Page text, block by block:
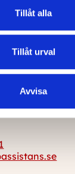
Tillåt alla
Tillåt urval
Avvisa